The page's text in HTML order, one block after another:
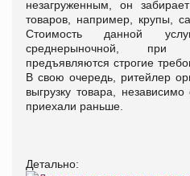
незагруженным, он
товаров, например, крупы,
Стоимость данной
среднерыночной, при
предъявляются строгие
В свою очередь, ритейлер
выгрузку товара,
приехали раньше.
Детально: